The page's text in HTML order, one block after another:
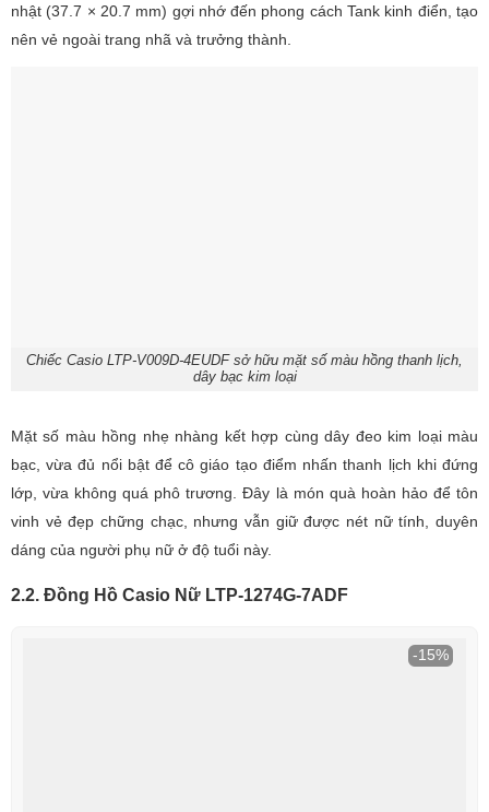
nhật (37.7 × 20.7 mm) gợi nhớ đến phong cách Tank kinh điển, tạo
nên vẻ ngoài trang nhã và trưởng thành.
Chiếc Casio LTP-V009D-4EUDF sở hữu mặt số màu hồng thanh lịch,
dây bạc kim loại
Mặt số màu hồng nhẹ nhàng kết hợp cùng dây đeo kim loại màu
bạc, vừa đủ nổi bật để cô giáo tạo điểm nhấn thanh lịch khi đứng
lớp, vừa không quá phô trương. Đây là món quà hoàn hảo để tôn
vinh vẻ đẹp chững chạc, nhưng vẫn giữ được nét nữ tính, duyên
dáng của người phụ nữ ở độ tuổi này.
2.2. Đồng Hồ Casio Nữ LTP-1274G-7ADF
-15%